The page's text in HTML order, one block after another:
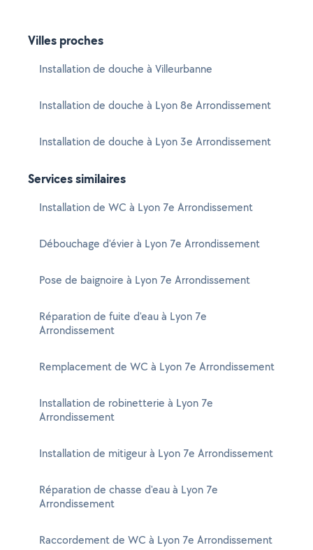
Villes proches
Installation de douche à Villeurbanne
Installation de douche à Lyon 8e Arrondissement
Installation de douche à Lyon 3e Arrondissement
Services similaires
Installation de WC à Lyon 7e Arrondissement
Débouchage d'évier à Lyon 7e Arrondissement
Pose de baignoire à Lyon 7e Arrondissement
Réparation de fuite d'eau à Lyon 7e
Arrondissement
Remplacement de WC à Lyon 7e Arrondissement
Installation de robinetterie à Lyon 7e
Arrondissement
Installation de mitigeur à Lyon 7e Arrondissement
Réparation de chasse d'eau à Lyon 7e
Arrondissement
Raccordement de WC à Lyon 7e Arrondissement